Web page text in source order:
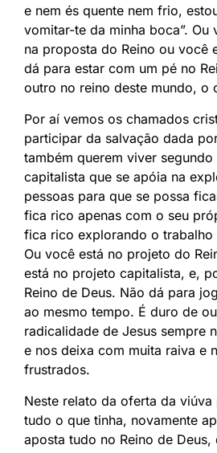
e nem és quente nem frio,
vomitar-te da minha boca”. Ou
na proposta do Reino ou você
dá para estar com um pé no
outro no reino deste mundo, o
Por aí vemos os chamados
participar da salvação dada
também querem viver segundo
capitalista que se apóia na
pessoas para que se possa
fica rico apenas com o seu
fica rico explorando o trabalho
Ou você está no projeto do
está no projeto capitalista, e,
Reino de Deus. Não dá para
ao mesmo tempo. É duro de
radicalidade de Jesus sempre
e nos deixa com muita raiva e
frustrados.
Neste relato da oferta da
tudo o que tinha, novamente
aposta tudo no Reino de